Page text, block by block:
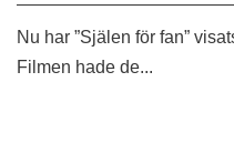
Nu har ”Själen för fan”
Filmen hade de...